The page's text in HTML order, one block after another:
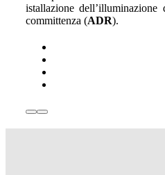
istallazione
committenza (ADR).